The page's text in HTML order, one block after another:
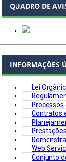
QUADRO DE
INFORMAÇÕES
Lei
Processos
Contratos
Web
Conjunto